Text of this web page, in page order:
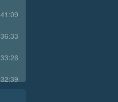
41:09
36:33
33:26
32:39